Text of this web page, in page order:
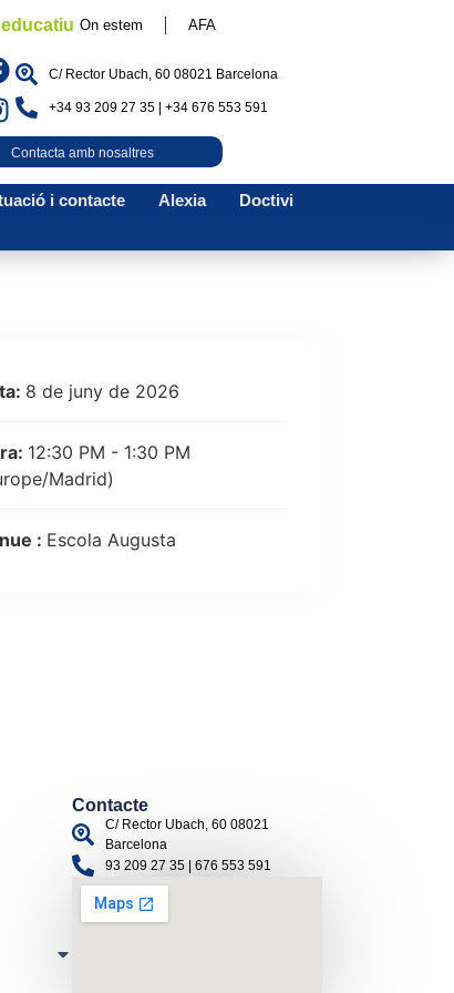
On estem AFA
C/ Rector Ubach, 60 08021 Barcelona
+34 93 209 27 35 | +34 676 553 591
Contacta amb nosaltres
i contacte Alexia Doctivi
8 de juny de 2026
12:30 PM - 1:30 PM
Madrid)
: Escola Augusta
Contacte
C/ Rector Ubach, 60 08021
Barcelona
93 209 27 35 | 676 553 591